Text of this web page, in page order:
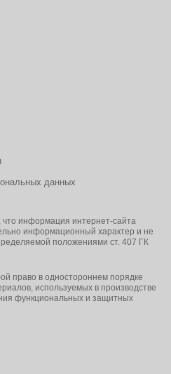
данных
информация интернет-сайта
информационный характер и не
положениями ст. 407 ГК
право в одностороннем порядке
используемых в производстве
функциональных и защитных